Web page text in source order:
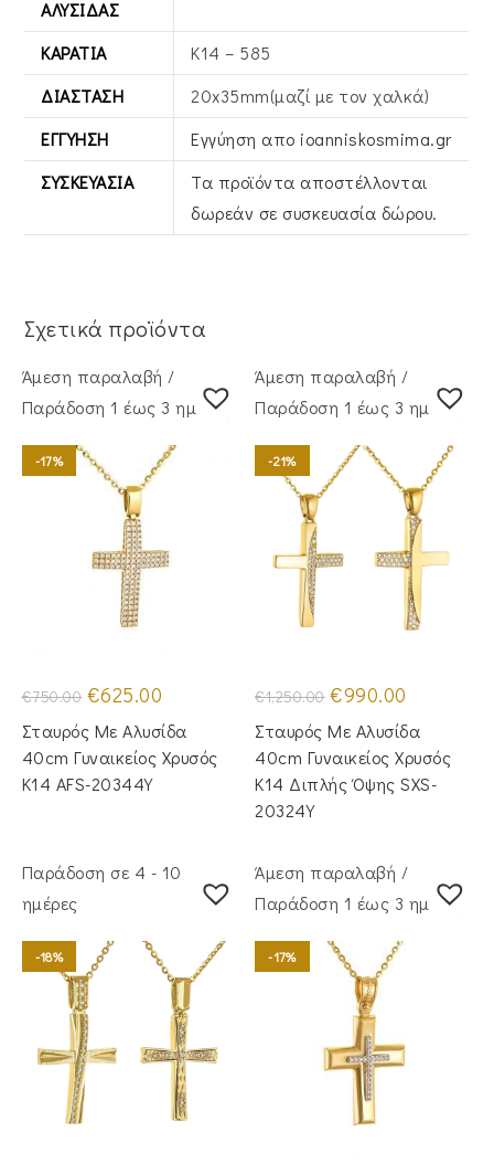
ΑΛΥΣΊΔΑΣ
ΚΑΡΆΤΙΑ
Κ14 – 585
ΔΙΆΣΤΑΣΗ
20x35mm(μαζί με τον χαλκά)
ΕΓΓΎΗΣΗ
Εγγύηση απο ioanniskosmima.gr
ΣΥΣΚΕΥΑΣΊΑ
Τα προϊόντα αποστέλλονται
δωρεάν σε συσκευασία δώρου.
Σχετικά προϊόντα
Άμεση παραλαβή /
Παράδoση 1 έως 3 ημέρες
-17%
€750.00 Original
price
was:
€750.00.
€625.00
τιμή
είναι:
€625.00.
Σταυρός Με Αλυσίδα
40cm Γυναικείος Χρυσός
Κ14 AFS-20344Y
Άμεση παραλαβή /
Παράδoση 1 έως 3 ημέρες
-21%
€1,250.00 Original
price
was:
€1,250.00.
€990.00
τιμή
είναι:
€990.00.
Σταυρός Με Αλυσίδα
40cm Γυναικείος Χρυσός
Κ14 Διπλής Όψης SXS-
20324Y
Παράδοση σε 4 - 10
ημέρες
-18%
Άμεση παραλαβή /
Παράδoση 1 έως 3 ημέρες
-17%